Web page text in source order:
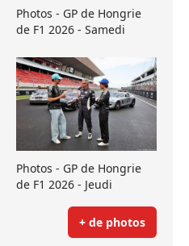
Photos - GP de Hongrie
de F1 2026 - Samedi
Photos - GP de Hongrie
de F1 2026 - Jeudi
+ de photos